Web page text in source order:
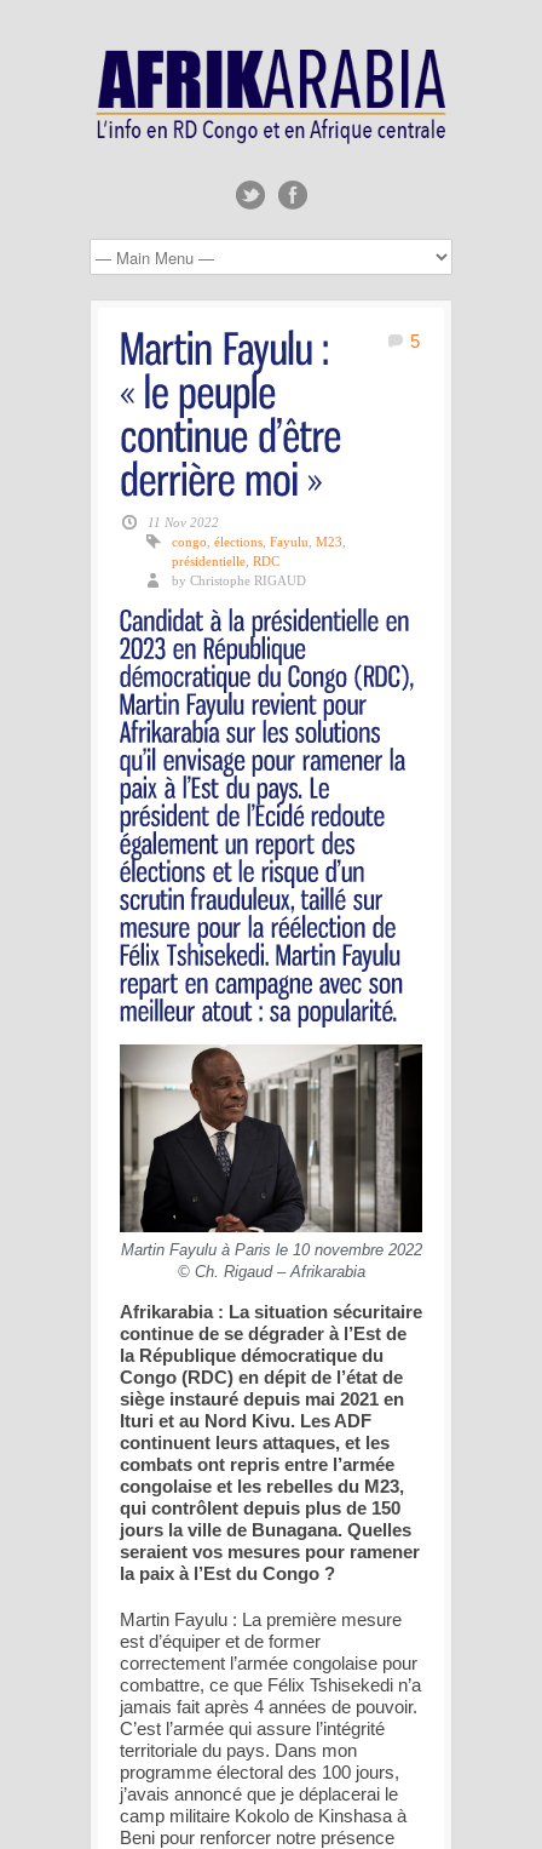
5
11 Nov 2022
congo élections Fayulu M23
présidentielle RDC
by Christophe RIGAUD
Martin Fayulu à Paris le 10 novembre 2022
© Ch. Rigaud – Afrikarabia
Afrikarabia : La situation sécuritaire
continue de se dégrader à l’Est de
la République démocratique du
Congo (RDC) en dépit de l’état de
siège instauré depuis mai 2021 en
Ituri et au Nord Kivu. Les ADF
continuent leurs attaques, et les
combats ont repris entre l’armée
congolaise et les rebelles du M23,
qui contrôlent depuis plus de 150
jours la ville de Bunagana. Quelles
seraient vos mesures pour ramener
la paix à l’Est du Congo ?
Martin Fayulu : La première mesure
est d’équiper et de former
correctement l’armée congolaise pour
combattre, ce que Félix Tshisekedi n’a
jamais fait après 4 années de pouvoir.
C’est l’armée qui assure l’intégrité
territoriale du pays. Dans mon
programme électoral des 100 jours,
j’avais annoncé que je déplacerai le
camp militaire Kokolo de Kinshasa à
Beni pour renforcer notre présence